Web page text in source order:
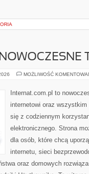
MOŻLIWOŚĆ
Internat.com.pl to
internetowi oraz
się z codziennym
elektronicznego. Strona
dla osób, które chcą
internetu, sieci
oraz domowych